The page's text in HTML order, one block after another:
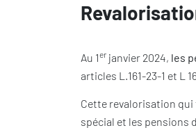
Au 1er janvier 2024, les
articles L.161-23-1 et L
Cette revalorisation
spécial et les pensions